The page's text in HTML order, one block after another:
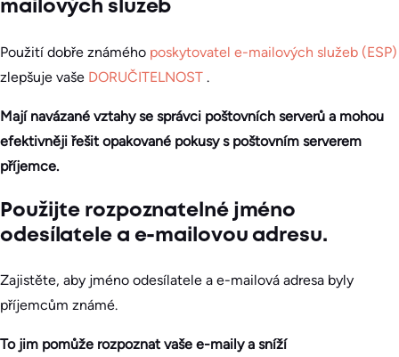
mailových služeb
Použití dobře známého poskytovatel e-mailových služeb (ESP)
zlepšuje vaše DORUČITELNOST .
Mají navázané vztahy se správci poštovních serverů a mohou
efektivněji řešit opakované pokusy s poštovním serverem
příjemce.
Použijte rozpoznatelné jméno
odesílatele a e-mailovou adresu.
Zajistěte, aby jméno odesílatele a e-mailová adresa byly
příjemcům známé.
To jim pomůže rozpoznat vaše e-maily a sníží